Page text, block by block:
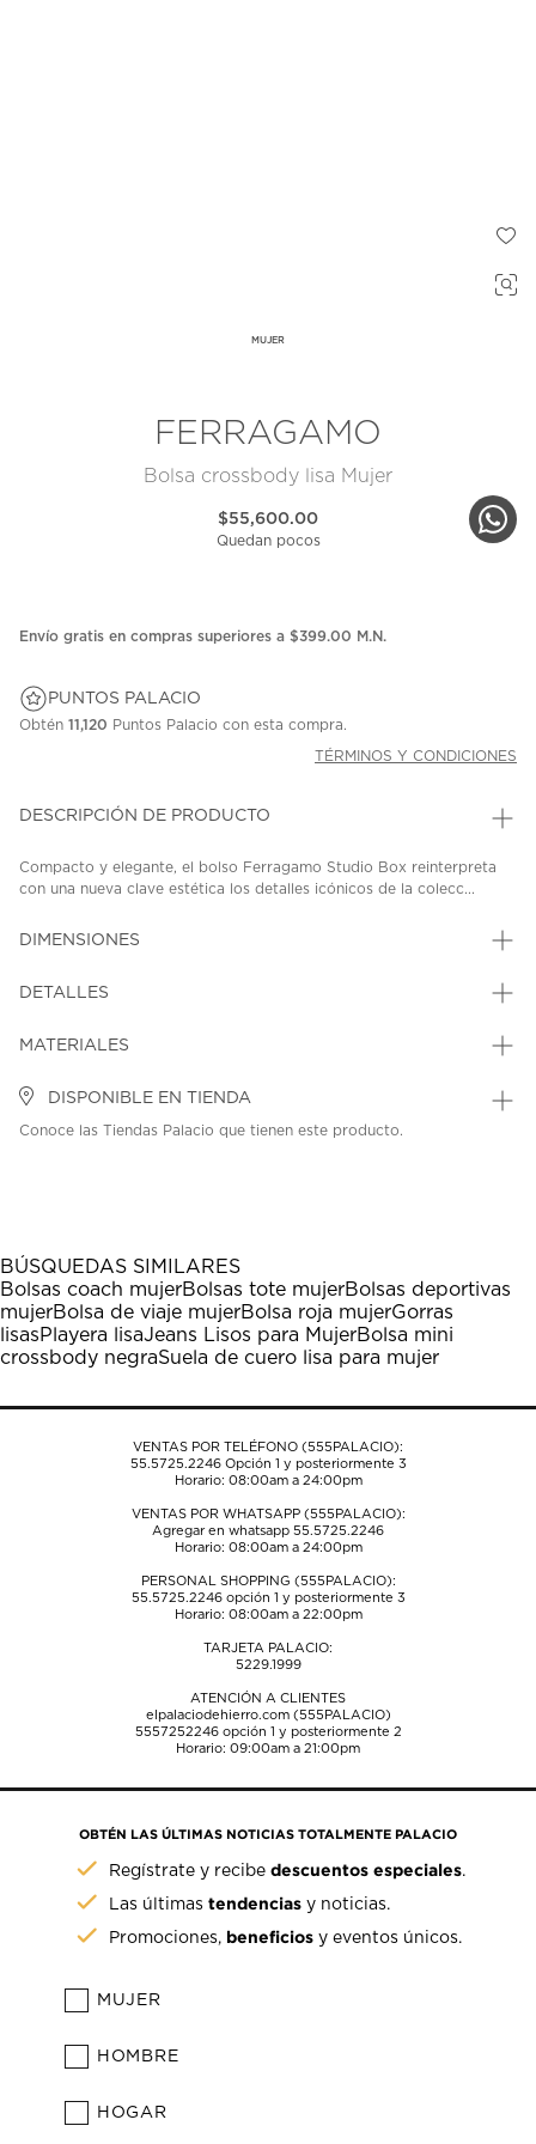
MUJER
FERRAGAMO
Bolsa crossbody lisa Mujer
$55,600.00
Quedan pocos
Envío gratis en compras superiores a $399.00 M.N.
PUNTOS PALACIO
Obtén 11,120 Puntos Palacio con esta compra.
TÉRMINOS Y CONDICIONES
DESCRIPCIÓN DE PRODUCTO
Compacto y elegante, el bolso Ferragamo Studio Box reinterpreta
con una nueva clave estética los detalles icónicos de la colecc...
DIMENSIONES
DETALLES
MATERIALES
DISPONIBLE EN TIENDA
Conoce las Tiendas Palacio que tienen este producto.
BÚSQUEDAS SIMILARES
Bolsas coach mujerBolsas tote mujerBolsas deportivas
mujerBolsa de viaje mujerBolsa roja mujerGorras
lisasPlayera lisaJeans Lisos para MujerBolsa mini
crossbody negraSuela de cuero lisa para mujer
VENTAS POR TELÉFONO (555PALACIO):
55.5725.2246Opción 1 y posteriormente 3
Horario: 08:00am a 24:00pm
VENTAS POR WHATSAPP (555PALACIO):
Agregar en whatsapp 55.5725.2246
Horario: 08:00am a 24:00pm
PERSONAL SHOPPING (555PALACIO):
55.5725.2246opción 1 y posteriormente 3
Horario: 08:00am a 22:00pm
TARJETA PALACIO:
5229.1999
ATENCIÓN A CLIENTES
elpalaciodehierro.com (555PALACIO)
5557252246opción 1 y posteriormente 2
Horario: 09:00am a 21:00pm
OBTÉN LAS ÚLTIMAS NOTICIAS TOTALMENTE PALACIO
Regístrate y recibedescuentos especiales.
Las últimastendencias y noticias.
Promociones, beneficios y eventos únicos.
MUJER
HOMBRE
HOGAR